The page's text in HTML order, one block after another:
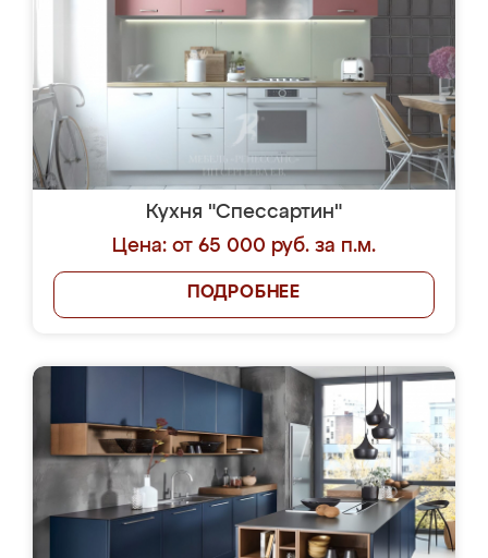
Кухня "Спессартин"
Цена: от 65 000 руб. за п.м.
ПОДРОБНЕЕ